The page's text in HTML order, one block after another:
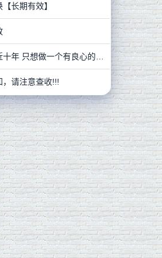
长期有效】
年 只想做一个有良心的网站
，请注意查收!!!